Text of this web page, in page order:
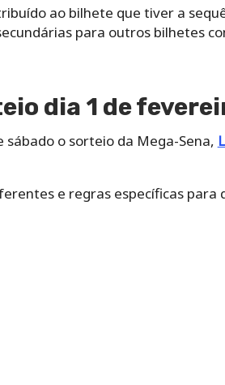
ao bilhete que tiver a
para outros bilhetes
dia 1 de
o sorteio da Mega-Sena,
e regras específicas